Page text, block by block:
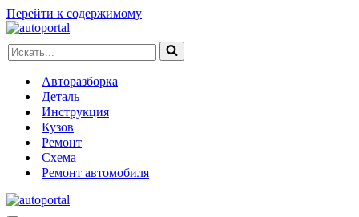
Перейти к содержимому
Искать...
Авторазборка
Деталь
Инструкция
Кузов
Ремонт
Схема
Ремонт автомобиля